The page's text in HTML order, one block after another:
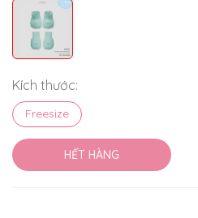
Kích thước:
Freesize
HẾT HÀNG